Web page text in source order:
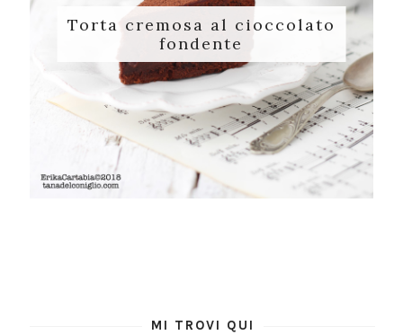
Torta cremosa al cioccolato
fondente
MI TROVI QUI